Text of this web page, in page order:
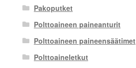
Pakoputket
Polttoaineen paineanturit
Polttoaineen paineensäätimet
Polttoaineletkut